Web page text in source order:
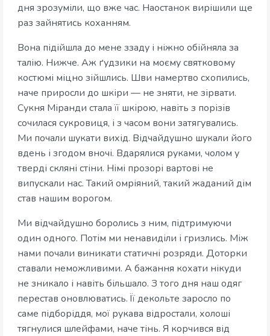
дня зрозуміли, що вже час. Наостанок вирішили ще
раз зайнятись коханням.
Вона підійшла до мене ззаду і ніжно обійняла за
талію. Нижче. Аж ґудзики на моєму святковому
костюмі міцно зійшлись. Шви намертво схопились,
наче приросли до шкіри — не зняти, не зірвати.
Сукня Міранди стала її шкірою, навіть з порізів
сочилася сукровиця, і з часом вони затягувались.
Ми почали шукати вихід. Відчайдушно шукали його
вдень і згодом вночі. Вдарялися руками, чолом у
тверді скляні стіни. Німі прозорі вартові не
випускали нас. Такий омріяний, такий жаданий дім
став нашим ворогом.
Ми відчайдушно боролись з ним, підтримуючи
один одного. Потім ми ненавиділи і гризлись. Між
нами почали виникати статичні розряди. Доторки
ставали неможливими. А бажання кохати нікуди
не зникало і навіть більшало. З того дня наш одяг
перестав оновлюватись. Її декольте заросло по
саме підборіддя, мої рукава відростали, холоші
тягнулися шлейфами, наче тінь. Я корчився від